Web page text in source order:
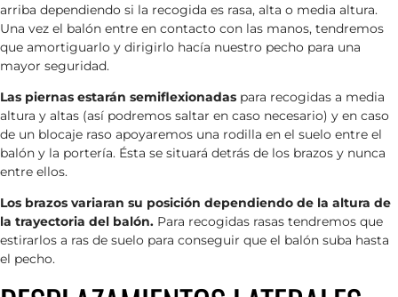
arriba dependiendo si la recogida es rasa, alta o media altura.
Una vez el balón entre en contacto con las manos, tendremos
que amortiguarlo y dirigirlo hacía nuestro pecho para una
mayor seguridad.
Las piernas estarán semiflexionadas para recogidas a media
altura y altas (así podremos saltar en caso necesario) y en caso
de un blocaje raso apoyaremos una rodilla en el suelo entre el
balón y la portería. Ésta se situará detrás de los brazos y nunca
entre ellos.
Los brazos variaran su posición dependiendo de la altura de
la trayectoria del balón. Para recogidas rasas tendremos que
estirarlos a ras de suelo para conseguir que el balón suba hasta
el pecho.